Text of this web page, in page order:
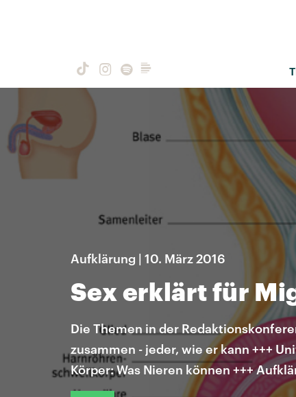
Aufklärung | 10. März 2016
Sex erklärt für
Die Themen in der
zusammen - jeder, wie er kann +++
Körper: Was Nieren können +++